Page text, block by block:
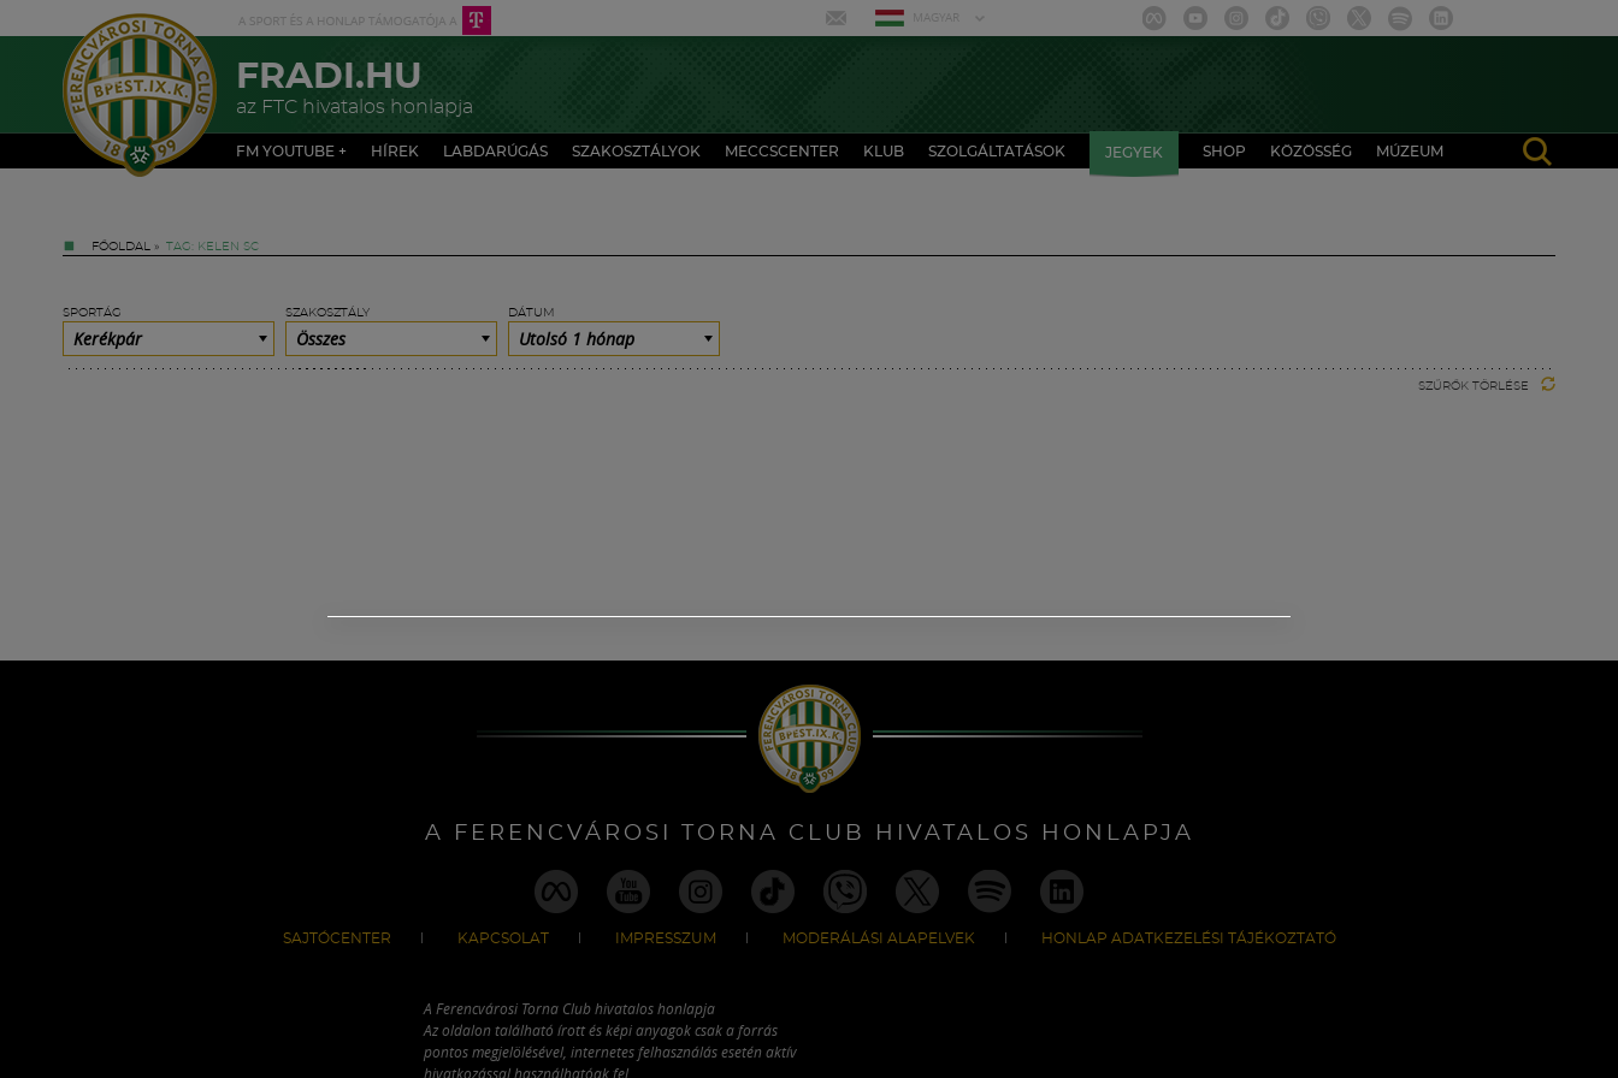
MAGYAR
FRADI.HU
az FTC hivatalos honlapja
FM YOUTUBE + HÍREK LABDARÚGÁS SZAKOSZTÁLYOK MECCSCENTER KLUB SZOLGÁLTATÁSOK JEGYEK SHOP KÖZÖSSÉG MÚZEUM
FŐOLDAL » TAG: KELEN SC
SPORTÁG
Kerékpár
SZAKOSZTÁLY
Összes
DÁTUM
Utolsó 1 hónap
SZŰRŐK TÖRLÉSE
A FERENCVÁROSI TORNA CLUB HIVATALOS HONLAPJA
SAJTÓCENTER KAPCSOLAT IMPRESSZUM MODERÁLÁSI ALAPELVEK HONLAP ADATKEZELÉSI TÁJÉKOZTATÓ
A Ferencvárosi Torna Club hivatalos honlapja
Az oldalon található írott és képi anyagok csak a forrás
pontos megjelölésével, internetes felhasználás esetén aktív
hivatkozással használhatóak fel.